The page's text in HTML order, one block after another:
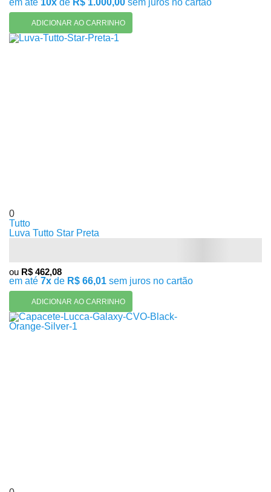
em até 10x de R$ 1.000,00 sem juros no cartão
ADICIONAR AO CARRINHO
0
Tutto
Luva Tutto Star Preta
ou R$ 462,08
em até 7x de R$ 66,01 sem juros no cartão
ADICIONAR AO CARRINHO